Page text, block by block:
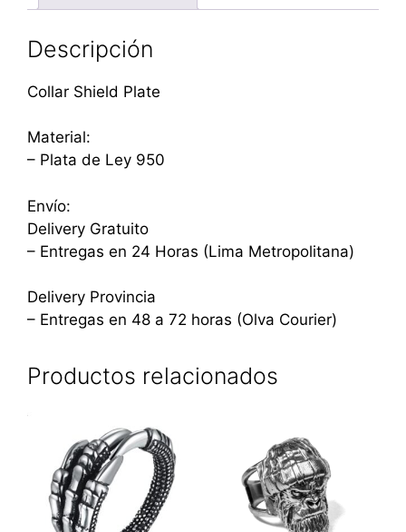
Descripción
Collar Shield Plate
Material:
– Plata de Ley 950
Envío:
Delivery Gratuito
– Entregas en 24 Horas (Lima Metropolitana)
Delivery Provincia
– Entregas en 48 a 72 horas (Olva Courier)
Productos relacionados